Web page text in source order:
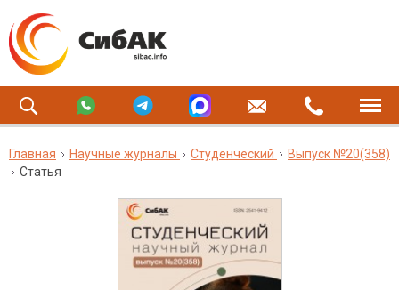
Главная Научные журналы Студенческий
Выпуск №20(358)
Статья